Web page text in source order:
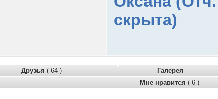
скрыта)
Друзья ( 64 ) Галерея
Мне нравится ( 6 )